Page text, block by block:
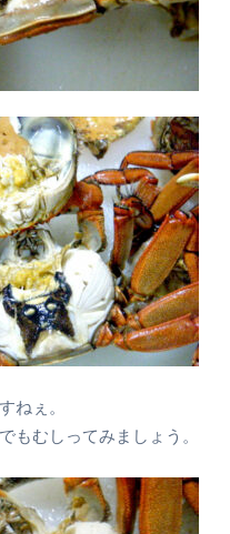
ねぇ。
もむしってみましょう。